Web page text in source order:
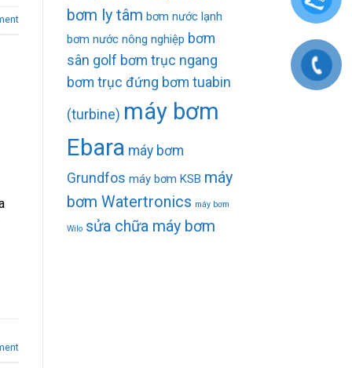
bơm ly tâm bơm nước lạnh
bơm nước nông nghiệp bơm
sân golf bơm trục ngang
bơm trục đứng bơm tuabin
(turbine) máy bơm
Ebara máy bơm
Grundfos máy bơm KSB máy
bơm Watertronics máy bơm
Wilo sửa chữa máy bơm